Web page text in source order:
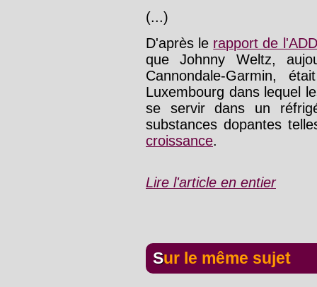
(...)
D'après le rapport de l'ADD
que Johnny Weltz,
Cannondale-Garmin,
Luxembourg dans lequel
se servir dans un
substances dopantes
croissance.
Lire l'article en entier
Sur le même sujet